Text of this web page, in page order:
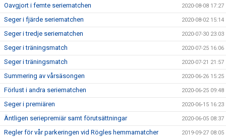
Oavgjort i femte seriematchen 2020-08-08 17:27
Seger i fjärde seriematchen 2020-08-02 15:14
Seger i tredje seriematchen 2020-07-30 23:03
Seger i träningsmatch 2020-07-25 16:06
Seger i träningsmatch 2020-07-21 21:57
Summering av vårsäsongen 2020-06-26 15:25
Förlust i andra seriematchen 2020-06-25 09:48
Seger i premiären 2020-06-15 16:23
Äntligen seriepremiär samt förutsättningar 2020-06-05 08:37
Regler för vår parkeringen vid Rögles hemmamatcher 2019-09-27 08:05